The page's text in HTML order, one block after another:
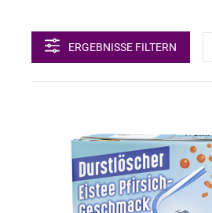
ERGEBNISSE FILTERN